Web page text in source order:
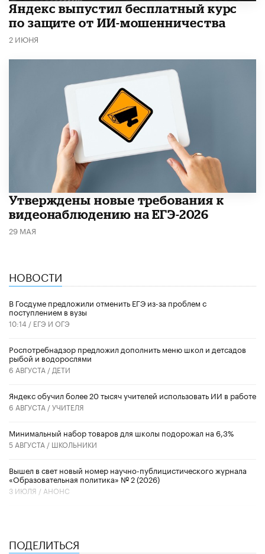
​Яндекс выпустил бесплатный курс
по защите от ИИ-мошенничества
2 ИЮНЯ
Утверждены новые требования к
видеонаблюдению на ЕГЭ-2026
29 МАЯ
НОВОСТИ
В Госдуме предложили отменить ЕГЭ из-за проблем с
поступлением в вузы
10:14 / ЕГЭ И ОГЭ
Роспотребнадзор предложил дополнить меню школ и детсадов
рыбой и водорослями
6 АВГУСТА / ДЕТИ
​Яндекс обучил более 20 тысяч учителей использовать ИИ в работе
6 АВГУСТА /УЧИТЕЛЯ
Минимальный набор товаров для школы подорожал на 6,3%
5 АВГУСТА / ШКОЛЬНИКИ
Вышел в свет новый номер научно-публицистического журнала
«Образовательная политика» № 2 (2026)
3 ИЮЛЯ / АНОНС
ПОДЕЛИТЬСЯ